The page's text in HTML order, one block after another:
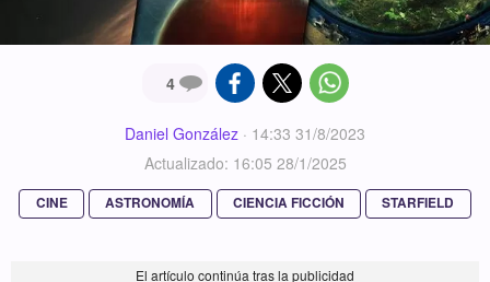
4
Daniel González · 14:33 31/8/2023
Actualizado: 16:05 28/1/2025
CINE ASTRONOMÍA CIENCIA FICCIÓN STARFIELD